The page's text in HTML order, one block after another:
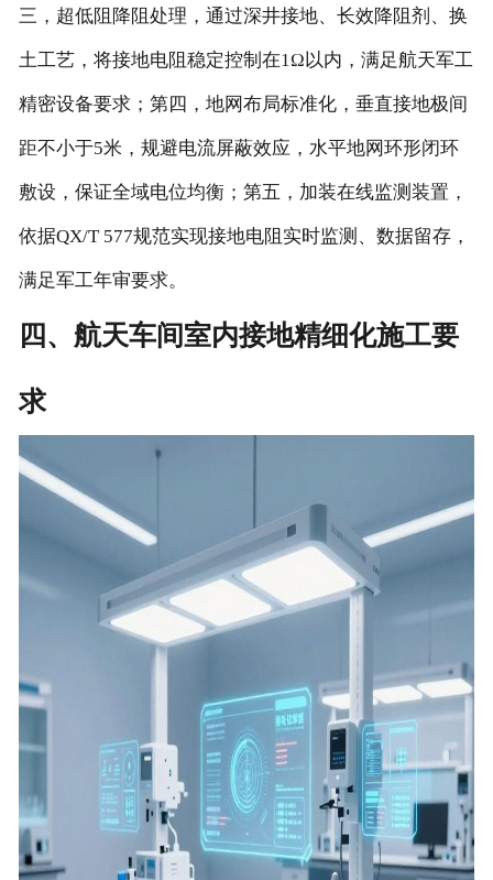
三，超低阻降阻处理，通过深井接地、长效降阻剂、换
土工艺，将接地电阻稳定控制在1Ω以内，满足航天军工
精密设备要求；第四，地网布局标准化，垂直接地极间
距不小于5米，规避电流屏蔽效应，水平地网环形闭环
敷设，保证全域电位均衡；第五，加装在线监测装置，
依据QX/T 577规范实现接地电阻实时监测、数据留存，
满足军工年审要求。
四、航天车间室内接地精细化施工要
求